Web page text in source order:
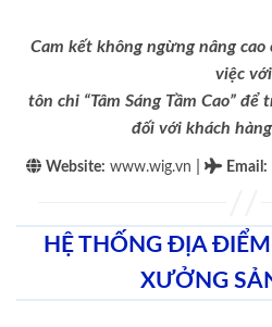
Cam kết không ngừng nâng
việc với
tôn chỉ “Tâm Sáng Tầm Cao”
đối với khách
Website: www.wig.vn Email :
HỆ THỐNG ĐỊA
XƯỞNG